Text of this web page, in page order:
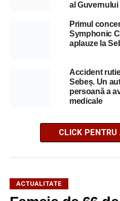
al
Primul
Symphonic
aplauze la
Accident
Sebeș. Un
persoană a
medicale
CLICK
ACTUALITATE